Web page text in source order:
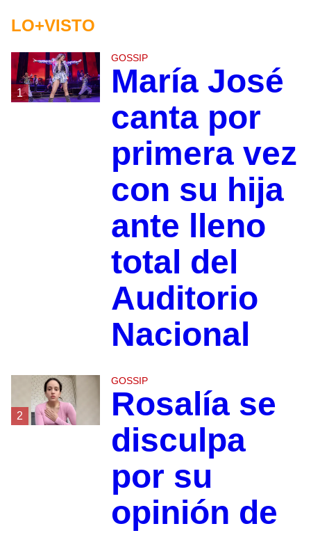
LO+VISTO
1
GOSSIP
María José
canta por
primera vez
con su hija
ante lleno
total del
Auditorio
Nacional
2
GOSSIP
Rosalía se
disculpa
por su
opinión de